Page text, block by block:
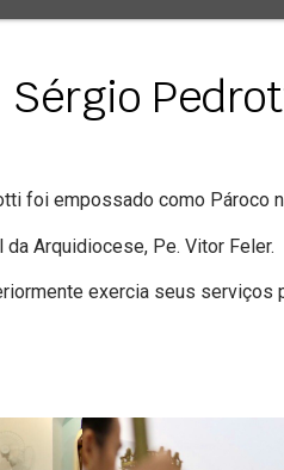
Sérgio
foi empossado como Pároco
Arquidiocese, Pe. Vitor Feler.
exercia seus